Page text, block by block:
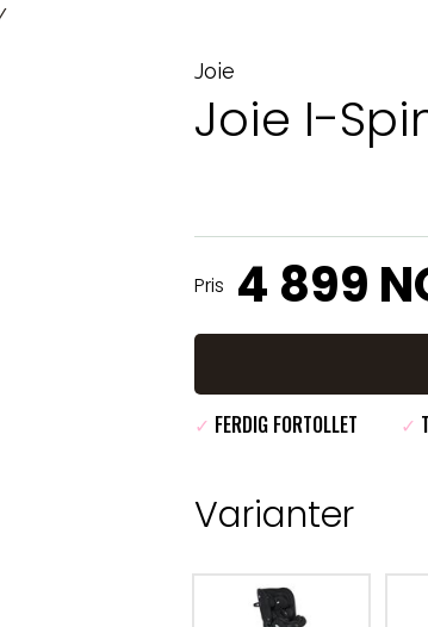
Joie
Joie I-
Pris 4 899
✓ FERDIG FORTOLLET ✓
Varianter